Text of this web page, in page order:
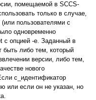
помещаемой в SCCS-
только в случае,
пользователями с
одновременно
с опцией -e. Заданный в
быть либо тем, который
версии, либо тем,
нового
с_идентификатор
или если он не указан, но